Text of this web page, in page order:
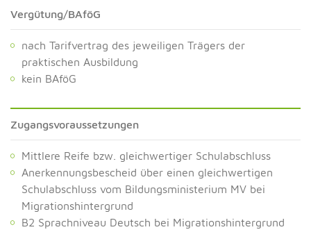
Vergütung/BAföG
nach Tarifvertrag des jeweiligen Trägers der
praktischen Ausbildung
kein BAföG
Zugangsvoraussetzungen
Mittlere Reife bzw. gleichwertiger Schulabschluss
Anerkennungsbescheid über einen gleichwertigen
Schulabschluss vom Bildungsministerium MV bei
Migrationshintergrund
B2 Sprachniveau Deutsch bei Migrationshintergrund